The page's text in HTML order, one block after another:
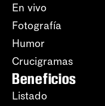
En vivo
Fotografía
Humor
Crucigramas
Beneficios
Listado